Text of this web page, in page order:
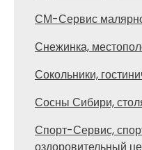
СМ-Сервис
Снежинка,
Сокольники,
Сосны Сибири,
Спорт-Сервис,